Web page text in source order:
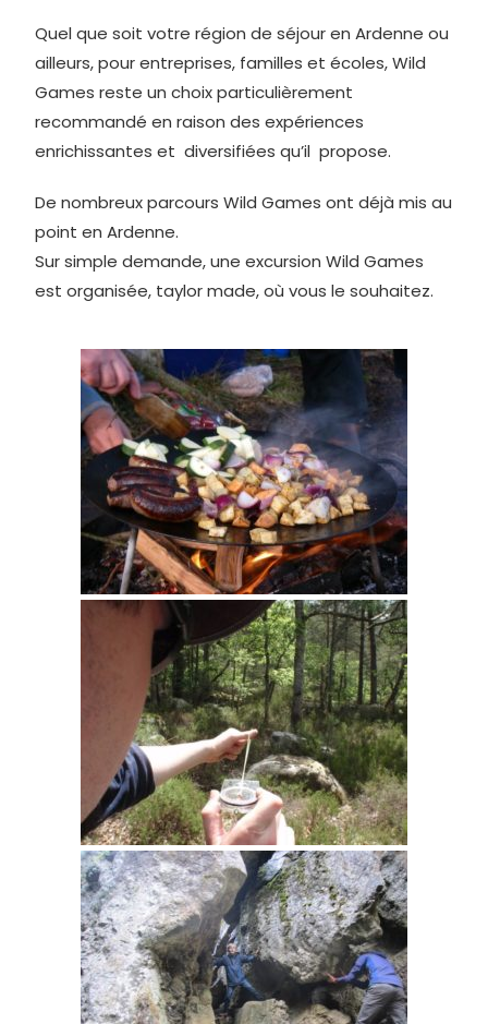
Quel que soit votre région de séjour en Ardenne ou
ailleurs, pour entreprises, familles et écoles, Wild
Games reste un choix particulièrement
recommandé en raison des expériences
enrichissantes et diversifiées qu’il propose.
De nombreux parcours Wild Games ont déjà mis au
point en Ardenne.
Sur simple demande, une excursion Wild Games
est organisée, taylor made, où vous le souhaitez.